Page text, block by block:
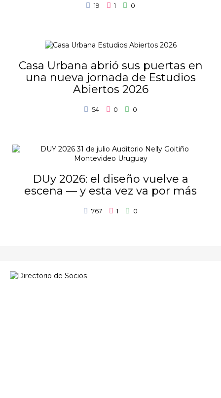
19 1 0
Casa Urbana abrió sus puertas en
una nueva jornada de Estudios
Abiertos 2026
54 0 0
DUy 2026: el diseño vuelve a
escena — y esta vez va por más
767 1 0